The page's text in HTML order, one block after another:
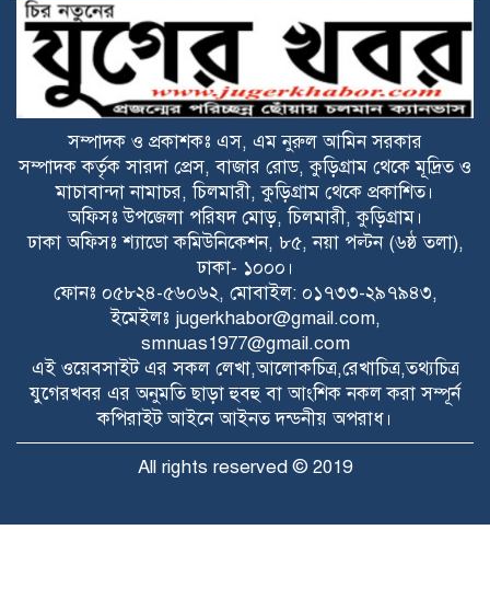
স্কুল, কলেজ, হাট বাজার আর যেন নদীতে বিলীন হয়ে না যায়।
সে জন্যই বর্তমান সরকার তারেক রহমান সরকার, এই
প্রকল্পগুলো হাতে নিয়েছেন-পানি সম্পদ প্রতিমন্ত্রী, ফরহাদ হোসেন
আজাদ
ভূরুঙ্গামারীতে বর্নিল আয়োজনে কৃষক
সম্মেলন অনুষ্ঠিত
সকালে দুই জেলায় সড়ক দুর্ঘটনা, নিহত ১৬
বিটিভির মহাপরিচালক হলেন কাজী জেসিন
রাজারহাটে পাখির অভয়ারণ্য ঘোষণা, হাড়ি-
পাতিলের বাসা উদ্বোধন করলেন ইউএনও
ভূরুঙ্গামারীতে জুলাই গনঅভ্যুত্থান দিবসে
পরিবারবর্গকে সংবর্ধনা ও আলোচনা সভা
সম্পাদক ও প্রকাশকঃ এস, এম নুরুল আমিন সরকার
সম্পাদক কর্তৃক সারদা প্রেস, বাজার রোড, কুড়িগ্রাম থেকে মূদ্রিত ও
মাচাবান্দা নামাচর, চিলমারী, কুড়িগ্রাম থেকে প্রকাশিত।
অফিসঃ উপজেলা পরিষদ মোড়, চিলমারী, কুড়িগ্রাম।
ঢাকা অফিসঃ শ্যাডো কমিউনিকেশন, ৮৫, নয়া পল্টন (৬ষ্ঠ তলা),
ঢাকা- ১০০০।
ফোনঃ ০৫৮২৪-৫৬০৬২, মোবাইল: ০১৭৩৩-২৯৭৯৪৩,
ইমেইলঃ jugerkhabor@gmail.com,
smnuas1977@gmail.com
এই ওয়েবসাইট এর সকল লেখা,আলোকচিত্র,রেখাচিত্র,তথ্যচিত্র
যুগেরখবর এর অনুমতি ছাড়া হুবহু বা আংশিক নকল করা সম্পূর্ন
কপিরাইট আইনে আইনত দন্ডনীয় অপরাধ।
All rights reserved © 2019